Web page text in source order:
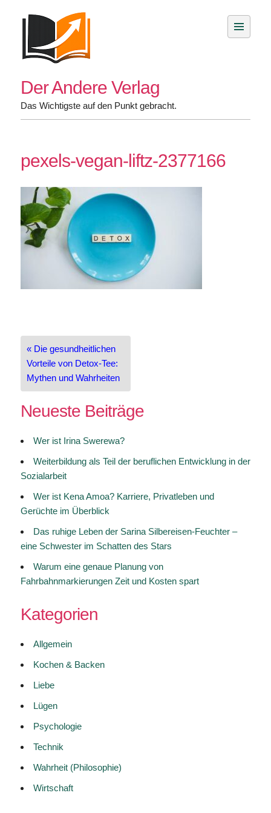
Der Andere Verlag
Das Wichtigste auf den Punkt gebracht.
pexels-vegan-liftz-2377166
Beitragsnavigation
« Die gesundheitlichen
Vorteile von Detox-Tee:
Mythen und Wahrheiten
Neueste Beiträge
Wer ist Irina Swerewa?
Weiterbildung als Teil der beruflichen Entwicklung in der
Sozialarbeit
Wer ist Kena Amoa? Karriere, Privatleben und
Gerüchte im Überblick
Das ruhige Leben der Sarina Silbereisen-Feuchter –
eine Schwester im Schatten des Stars
Warum eine genaue Planung von
Fahrbahnmarkierungen Zeit und Kosten spart
Kategorien
Allgemein
Kochen & Backen
Liebe
Lügen
Psychologie
Technik
Wahrheit (Philosophie)
Wirtschaft